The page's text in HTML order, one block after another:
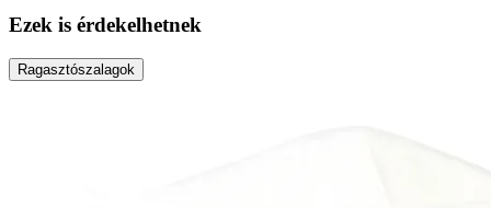
Ezek is érdekelhetnek
Ragasztószalagok